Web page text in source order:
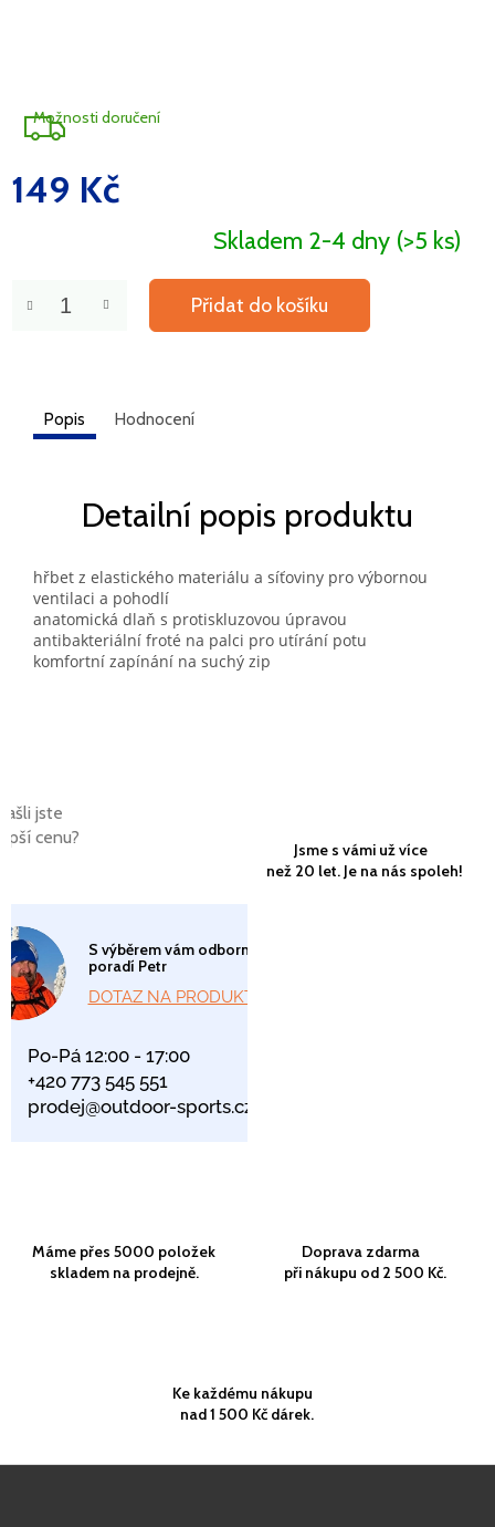
149 Kč
Měrná
cena:
Skladem 2-4 dny (>5 ks)
Možnosti doručení
Přidat do košíku
jste
cenu?
S výběrem vám odborně
poradí Petr
DOTAZ NA PRODUKT
Po-Pá 12:00 - 17:00
+420 773 545 551
prodej@outdoor-sports.cz
Jsme s vámi už více
než 20 let. Je na nás spoleh!
Máme přes 5000 položek
skladem na prodejně.
Doprava zdarma
při nákupu od 2 500 Kč.
Ke každému nákupu
nad 1 500 Kč dárek.
Popis Hodnocení
Detailní popis produktu
hřbet z elastického materiálu a síťoviny pro výbornou
ventilaci a pohodlí
anatomická dlaň s protiskluzovou úpravou
antibakteriální froté na palci pro utírání potu
komfortní zapínání na suchý zip